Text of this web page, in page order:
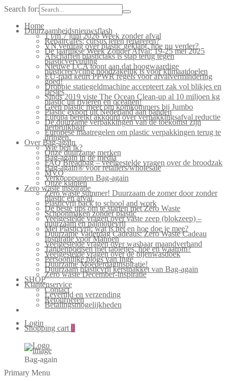
Search for:
Home
Duurzaamheidsnieuwsflash
1 t/m 7 juni 2026 Week zonder afval
Repaircafés: cursus leren repareren?
VN verdrag over plastic geklapt, hoe nu verder?
De jaarlijkse Week Zonder Afval: 19-25 mei 2025
Afschaffen plastictaks is stap terug tegen
plasticvervuiling
Nieuwe LCA toont aan dat hoogwaardige
plasticrecycling noodzakelijk is voor klimaatdoelen
EU-raad keurt PPWR regels voor afvalvermindering
goed!
Droppie statiegeldmachine accepteert zak vol blikjes en
flesjes
Sinds 2019 viste The Ocean Clean-up al 10 miljoen kg
plastic uit rivieren en oceanen!
Geen plastic meer om komkommers bij Jumbo
Plastic export uit Nederland aan banden
Europa bereikt akkoord over verpakkingsafval reductie
De duurzame verpakkingen van de toekomst zijn
herbruikbaar
Europese maatregelen om plastic verpakkingen terug te
dringen.
Over Bag-again
Wie ben ik?
Onze duurzame merken
Bag-again in de media
FAQ Breadbag – veelgestelde vragen over de broodzak
Bag-again® voor retailers/wholesale
MVO
Verkooppunten Bag-again
Onze klanten
Zero waste inspiratie
Zero waste summer! Duurzaam de zomer door zonder
plastic en afval.
Plasticvrij back to school and work
De beste tips om te starten met Zero Waste
Schoonmaken zonder plastic
Veelgestelde vragen over vaste zeep (blokzeep) –
duurzaam en palmolievrij
Mei Plasticvrij: wat is het en hoe doe je mee?
Duurzame Vaderdag Cadeaus: Zero Waste Cadeau
Inspiratie voor Mannen
Veelgestelde vragen over wasbaar maandverband
Tandenpoetsen met tabletjes, hoe en waarom?
Veelgestelde vragen over de bijenwasdoek
Persoonlijke blogs van Inge
Duurzame Moederdaginspiratie!
Duurzaam plasticvrij kerstpakket van Bag-again
Zero waste December-inspiratie
SHOP
Klantenservice
Contact
Levertijd en verzending
Retourneren
Betalingsmogelijkheden
Login
Shopping cart 0
Bag-again
Primary Menu